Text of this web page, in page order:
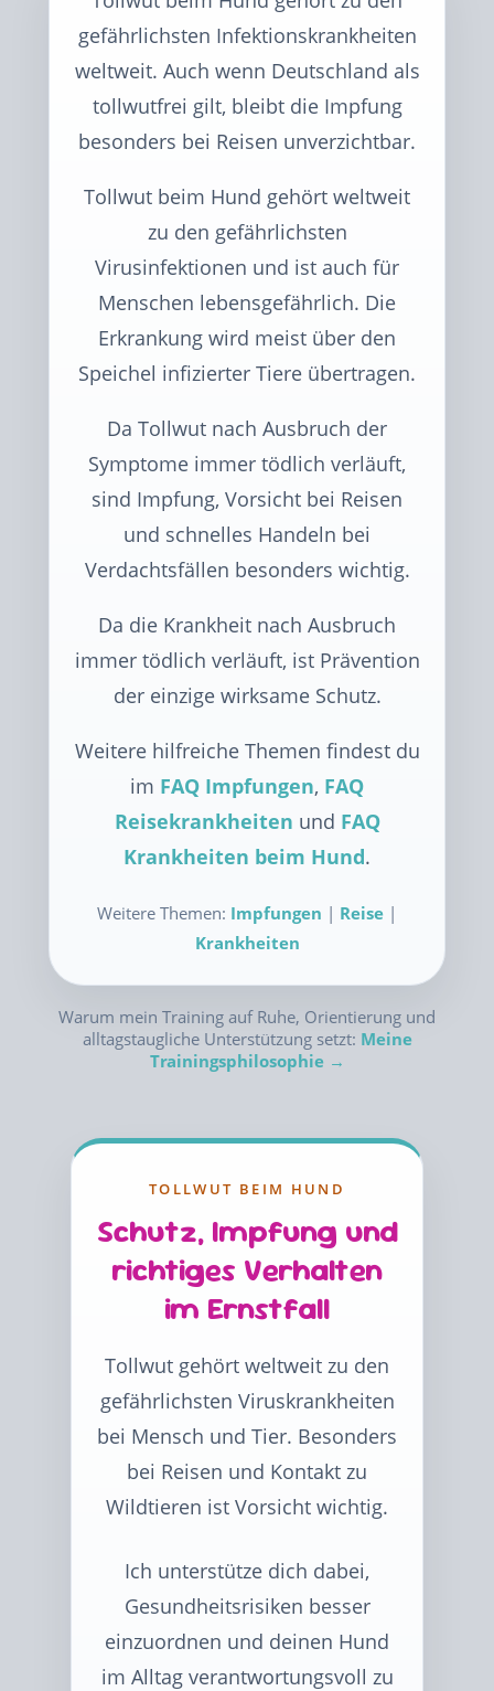
gefährlichsten Infektionskrankheiten
weltweit. Auch wenn Deutschland als
tollwutfrei gilt, bleibt die Impfung
besonders bei Reisen unverzichtbar.
Tollwut beim Hund gehört weltweit
zu den gefährlichsten
Virusinfektionen und ist auch für
Menschen lebensgefährlich. Die
Erkrankung wird meist über den
Speichel infizierter Tiere übertragen.
Da Tollwut nach Ausbruch der
Symptome immer tödlich verläuft,
sind Impfung, Vorsicht bei Reisen
und schnelles Handeln bei
Verdachtsfällen besonders wichtig.
Da die Krankheit nach Ausbruch
immer tödlich verläuft, ist Prävention
der einzige wirksame Schutz.
Weitere hilfreiche Themen findest du
im FAQ Impfungen, FAQ
Reisekrankheiten und FAQ
Krankheiten beim Hund.
Weitere Themen: Impfungen | Reise |
Krankheiten
Warum mein Training auf Ruhe, Orientierung und
alltagstaugliche Unterstützung setzt: Meine
Trainingsphilosophie →
TOLLWUT BEIM HUND
Schutz, Impfung und
richtiges Verhalten
im Ernstfall
Tollwut gehört weltweit zu den
gefährlichsten Viruskrankheiten
bei Mensch und Tier. Besonders
bei Reisen und Kontakt zu
Wildtieren ist Vorsicht wichtig.
Ich unterstütze dich dabei,
Gesundheitsrisiken besser
einzuordnen und deinen Hund
im Alltag verantwortungsvoll zu